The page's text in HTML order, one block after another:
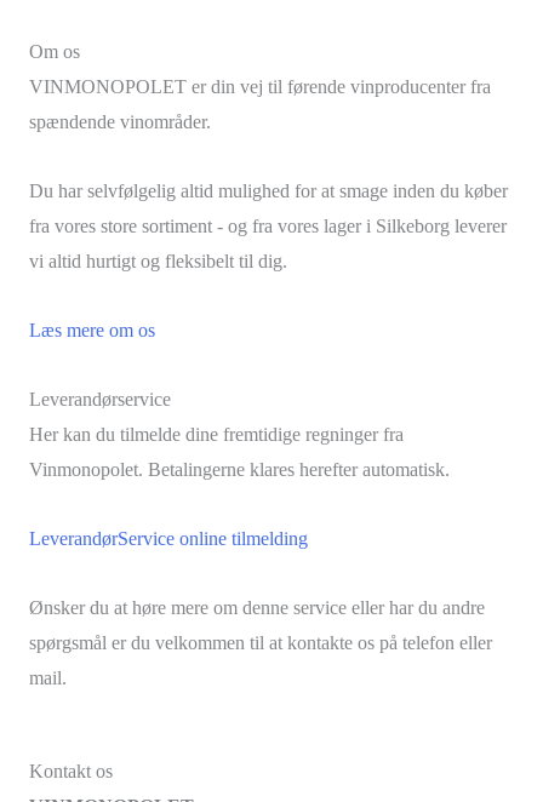
Om os
VINMONOPOLET er din vej til førende vinproducenter fra
spændende vinområder.
Du har selvfølgelig altid mulighed for at smage inden du køber
fra vores store sortiment - og fra vores lager i Silkeborg leverer
vi altid hurtigt og fleksibelt til dig.
Læs mere om os
Leverandørservice
Her kan du tilmelde dine fremtidige regninger fra
Vinmonopolet. Betalingerne klares herefter automatisk.
LeverandørService online tilmelding
Ønsker du at høre mere om denne service eller har du andre
spørgsmål er du velkommen til at kontakte os på telefon eller
mail.
Kontakt os